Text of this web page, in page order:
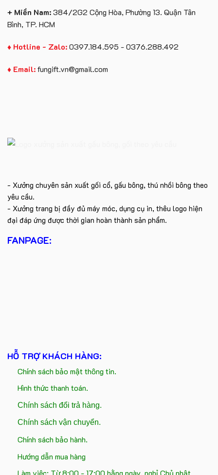
+ Miền Nam:384/2G2 Cộng Hòa, Phường 13. Quận Tân
Bình, TP. HCM
♦ Hotline - Zalo:0397.184.595 - 0376.288.492
♦ Email:fungift.vn@gmail.com
- Xưởng chuyên sản xuất gối cổ, gấu bông, thú nhồi bông theo
yêu cầu.
- Xưởng trang bị đầy đủ máy móc, dụng cụ in, thêu logo hiện
đại đáp ứng được thời gian hoàn thành sản phẩm.
FANPAGE:
HỖ TRỢ KHÁCH HÀNG:
Chính sách bảo mật thông tin.
Hình thức thanh toán.
Chính sách đổi trả hàng.
Chính sách vận chuyển.
Chính sách bảo hành.
Hướng dẫn mua hàng
Làm việc: Từ 8:00 - 17:00 hằng ngày, nghỉ Chủ nhật.